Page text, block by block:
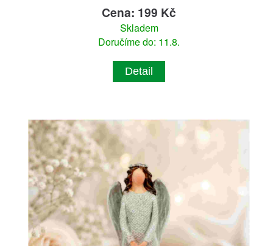
Cena: 199 Kč
Skladem
Doručíme do: 11.8.
Detail